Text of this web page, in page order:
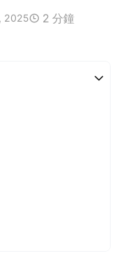
2025 2 分鐘